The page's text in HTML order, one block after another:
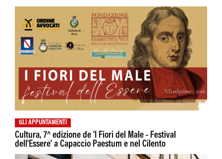
GLI APPUNTAMENTI
Cultura, 7^ edizione de 'I Fiori del Male - Festival
dell'Essere' a Capaccio Paestum e nel Cilento